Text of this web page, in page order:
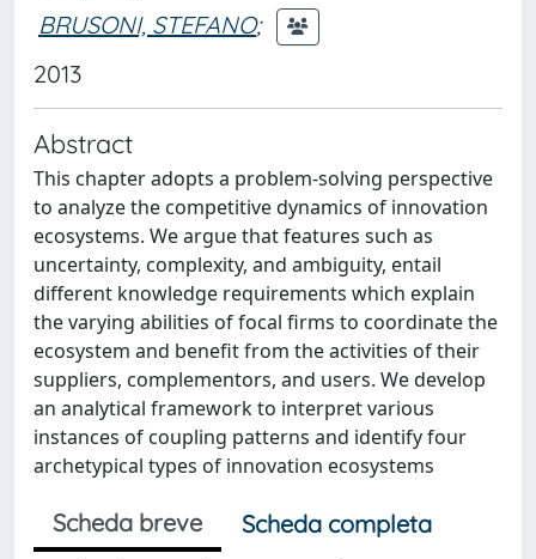
BRUSONI, STEFANO;
2013
Abstract
This chapter adopts a problem-solving perspective
to analyze the competitive dynamics of innovation
ecosystems. We argue that features such as
uncertainty, complexity, and ambiguity, entail
different knowledge requirements which explain
the varying abilities of focal firms to coordinate the
ecosystem and benefit from the activities of their
suppliers, complementors, and users. We develop
an analytical framework to interpret various
instances of coupling patterns and identify four
archetypical types of innovation ecosystems
Scheda breve
Scheda completa